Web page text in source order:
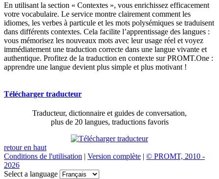
En utilisant la section « Contextes », vous enrichissez efficacement
votre vocabulaire. Le service montre clairement comment les
idiomes, les verbes à particule et les mots polysémiques se traduisent
dans différents contextes. Cela facilite l’apprentissage des langues :
vous mémorisez les nouveaux mots avec leur usage réel et voyez
immédiatement une traduction correcte dans une langue vivante et
authentique. Profitez de la traduction en contexte sur PROMT.One :
apprendre une langue devient plus simple et plus motivant !
Télécharger traducteur
Traducteur, dictionnaire et guides de conversation,
plus de 20 langues, traductions favoris
retour en haut
Conditions de l'utilisation | Version complète | © PROMT, 2010 -
2026
Select a language